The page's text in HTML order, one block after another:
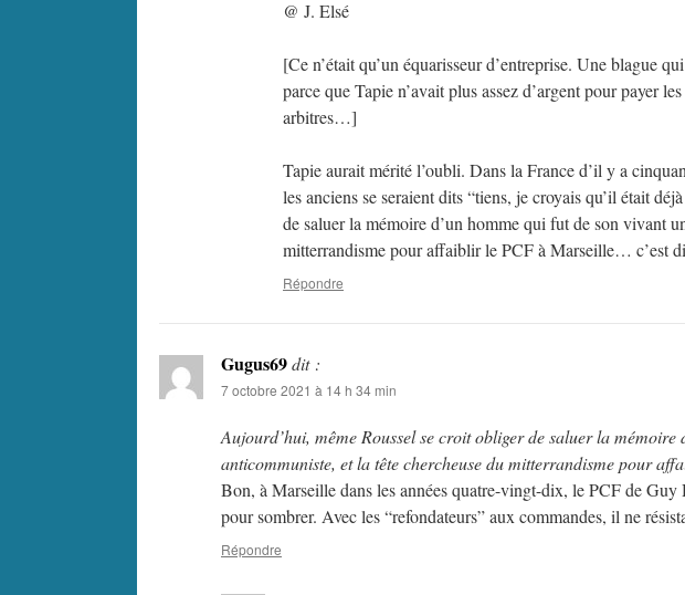
@ J. Elsé
[Ce n’était qu’un équarisseur d’entreprise. Une blague
parce que Tapie n’avait plus assez d’argent pour payer
arbitres…]
Tapie aurait mérité l’oubli. Dans la France d’il y a
les anciens se seraient dits “tiens, je croyais qu’il était
de saluer la mémoire d’un homme qui fut de son vivant
mitterrandisme pour affaiblir le PCF à Marseille… c’est
Répondre
Gugus69dit :
7 octobre 2021 à 14 h 34 min
Aujourd’hui, même Roussel se croit obliger de saluer la
anticommuniste, et la tête chercheuse du mitterrandisme pour
Bon, à Marseille dans les années quatre-vingt-dix, le PCF de Guy
pour sombrer. Avec les “refondateurs” aux commandes, il ne
Répondre